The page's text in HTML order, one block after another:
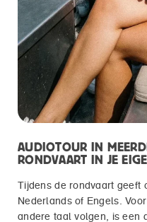
AUDIOTOUR IN
RONDVAART IN JE
Tijdens de rondvaart geeft
Nederlands of Engels.
andere taal volgen, is een